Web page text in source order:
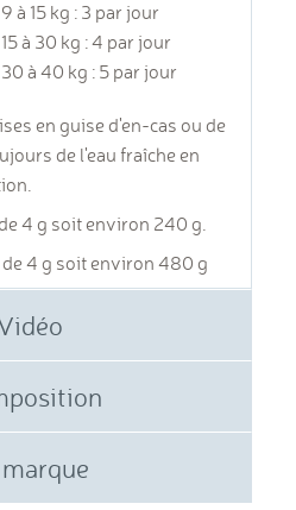
à 15 kg : 3 par jour
à 30 kg : 4 par jour
à 40 kg : 5 par jour
en guise d'en-cas ou de
de l'eau fraîche en
4 g soit environ 240 g.
4 g soit environ 480 g